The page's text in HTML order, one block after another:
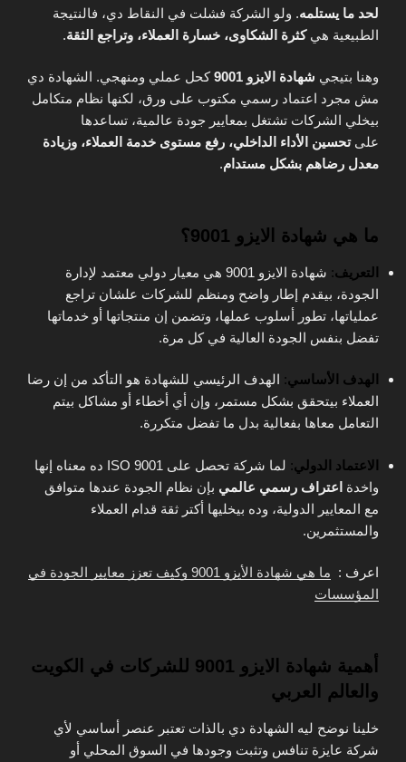
لحد ما يستلمه. ولو الشركة فشلت في النقاط دي، فالنتيجة
الطبيعية هيكثرة الشكاوى، خسارة العملاء، وتراجع الثقة.
وهنا بتيجي شهادة الايزو 9001
كحل عملي ومنهجي. الشهادة دي
مش مجرد اعتماد رسمي مكتوب على ورق، لكنها نظام متكامل
بيخلي الشركات تشتغل بمعايير جودة عالمية، تساعدها
علىتحسين الأداء الداخلي، رفع مستوى خدمة العملاء، وزيادة
معدل رضاهم بشكل مستدام.
ما هي شهادة الايزو 9001؟
التعريف:
شهادة الايزو 9001 هي معيار دولي معتمد لإدارة
الجودة، بيقدم إطار واضح ومنظم للشركات علشان تراجع
عملياتها، تطور أسلوب عملها، وتضمن إن منتجاتها أو خدماتها
تفضل بنفس الجودة العالية في كل مرة.
الهدف الأساسي: الهدف الرئيسي للشهادة هو التأكد من إن رضا
العملاء بيتحقق بشكل مستمر، وإن أي أخطاء أو مشاكل بيتم
التعامل معاها بفعالية بدل ما تفضل متكررة.
الاعتماد الدولي:
لما شركة تحصل على ISO 9001 ده معناه إنها
واخدة اعتراف رسمي عالمي بإن نظام الجودة عندها متوافق
مع المعايير الدولية، وده بيخليها أكتر ثقة قدام العملاء
والمستثمرين.
اعرف :
ما هي شهادة الأيزو 9001 وكيف تعزز معايير الجودة في
المؤسسات
أهمية شهادة الايزو 9001 للشركات في الكويت
والعالم العربي
خلينا نوضح ليه الشهادة دي بالذات تعتبر عنصر أساسي لأي
شركة عايزة تنافس وتثبت وجودها في السوق المحلي أو